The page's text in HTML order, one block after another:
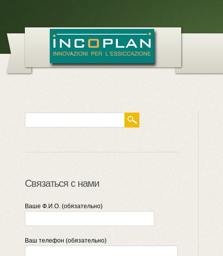
Связаться с нами
Ваше Ф.И.О. (обязательно)
Ваш телефон (обязательно)